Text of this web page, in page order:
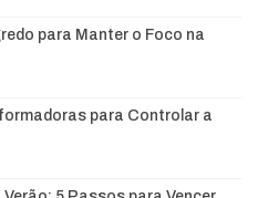
para Manter o Foco na
para Controlar a